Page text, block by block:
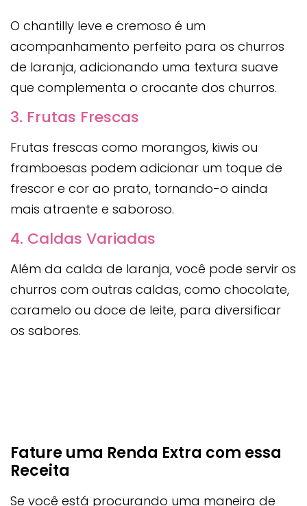
O chantilly leve e cremoso é um
acompanhamento perfeito para os churros
de laranja, adicionando uma textura suave
que complementa o crocante dos churros.
3. Frutas Frescas
Frutas frescas como morangos, kiwis ou
framboesas podem adicionar um toque de
frescor e cor ao prato, tornando-o ainda
mais atraente e saboroso.
4. Caldas Variadas
Além da calda de laranja, você pode servir os
churros com outras caldas, como chocolate,
caramelo ou doce de leite, para diversificar
os sabores.
Fature uma Renda Extra com essa
Receita
Se você está procurando uma maneira de